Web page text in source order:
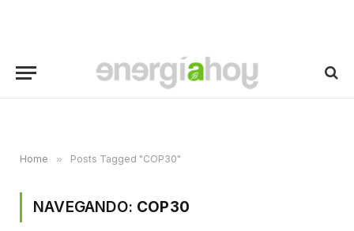
Home » Posts Tagged "COP30"
NAVEGANDO: COP30